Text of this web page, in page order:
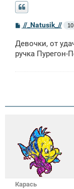
С
о
б
щ
е
//_Natusik_//
Девочки, от
ручка
Карась